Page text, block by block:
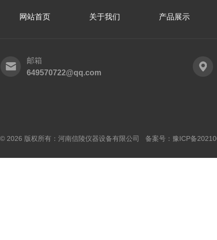
网站首页 关于我们 产品展示
邮箱
649570722@qq.com
© 2026 版权所有：河南信陵仪器设备有限公司 备案号： 豫ICP备